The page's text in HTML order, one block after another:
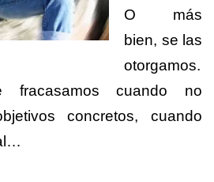
O más
bien, se las
otorgamos.
fracasamos cuando no
concretos, cuando